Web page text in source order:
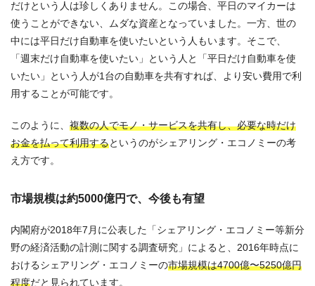
だけという人は珍しくありません。この場合、平日のマイカーは
使うことができない、ムダな資産となっていました。一方、世の
中には平日だけ自動車を使いたいという人もいます。そこで、
「週末だけ自動車を使いたい」という人と「平日だけ自動車を使
いたい」という人が1台の自動車を共有すれば、より安い費用で利
用することが可能です。
このように、 複数の人でモノ・サービスを共有し、必要な時だけ
お金を払って利用するというのがシェアリング・エコノミーの考
え方です。
市場規模は約5000億円で、今後も有望
内閣府が2018年7月に公表した「シェアリング・エコノミー等新分
野の経済活動の計測に関する調査研究」によると、2016年時点に
おけるシェアリング・エコノミーの市場規模は4700億〜5250億円
程度だと見られています。